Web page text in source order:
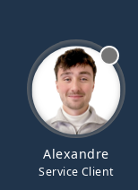
Alexandre
Service Client